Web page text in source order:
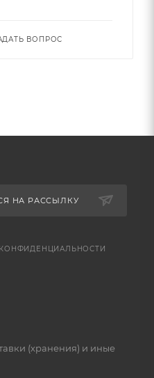
ВОПРОС
НА РАССЫЛКУ
(хранения) и иные